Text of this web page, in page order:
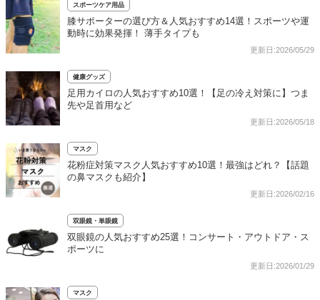
スポーツケア用品
膝サポーターの選び方＆人気おすすめ14選！スポーツや運
動時に効果発揮！ 薄手タイプも
更新日:2026/05/29
健康グッズ
足用カイロの人気おすすめ10選！【足の冷え対策に】つま
先や足首用など
更新日:2026/05/18
マスク
花粉症対策マスク人気おすすめ10選！最強はどれ？【話題
の鼻マスクも紹介】
更新日:2026/02/16
双眼鏡・単眼鏡
双眼鏡の人気おすすめ25選！コンサート・アウトドア・ス
ポーツに
更新日:2026/01/29
マスク